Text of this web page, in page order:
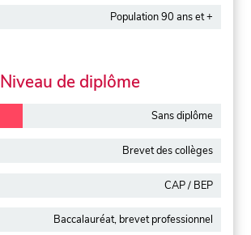
Population 90 ans et +
Niveau de diplôme
Sans diplôme
Brevet des collèges
CAP / BEP
Baccalauréat, brevet professionnel